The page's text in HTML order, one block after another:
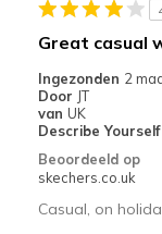
Special
Width
Sizing
View On Shoes
Great casual
Ingezonden 2
Door JT
van UK
Describe Yourself
Beoordeeld op
skechers.co.uk
Casual, on